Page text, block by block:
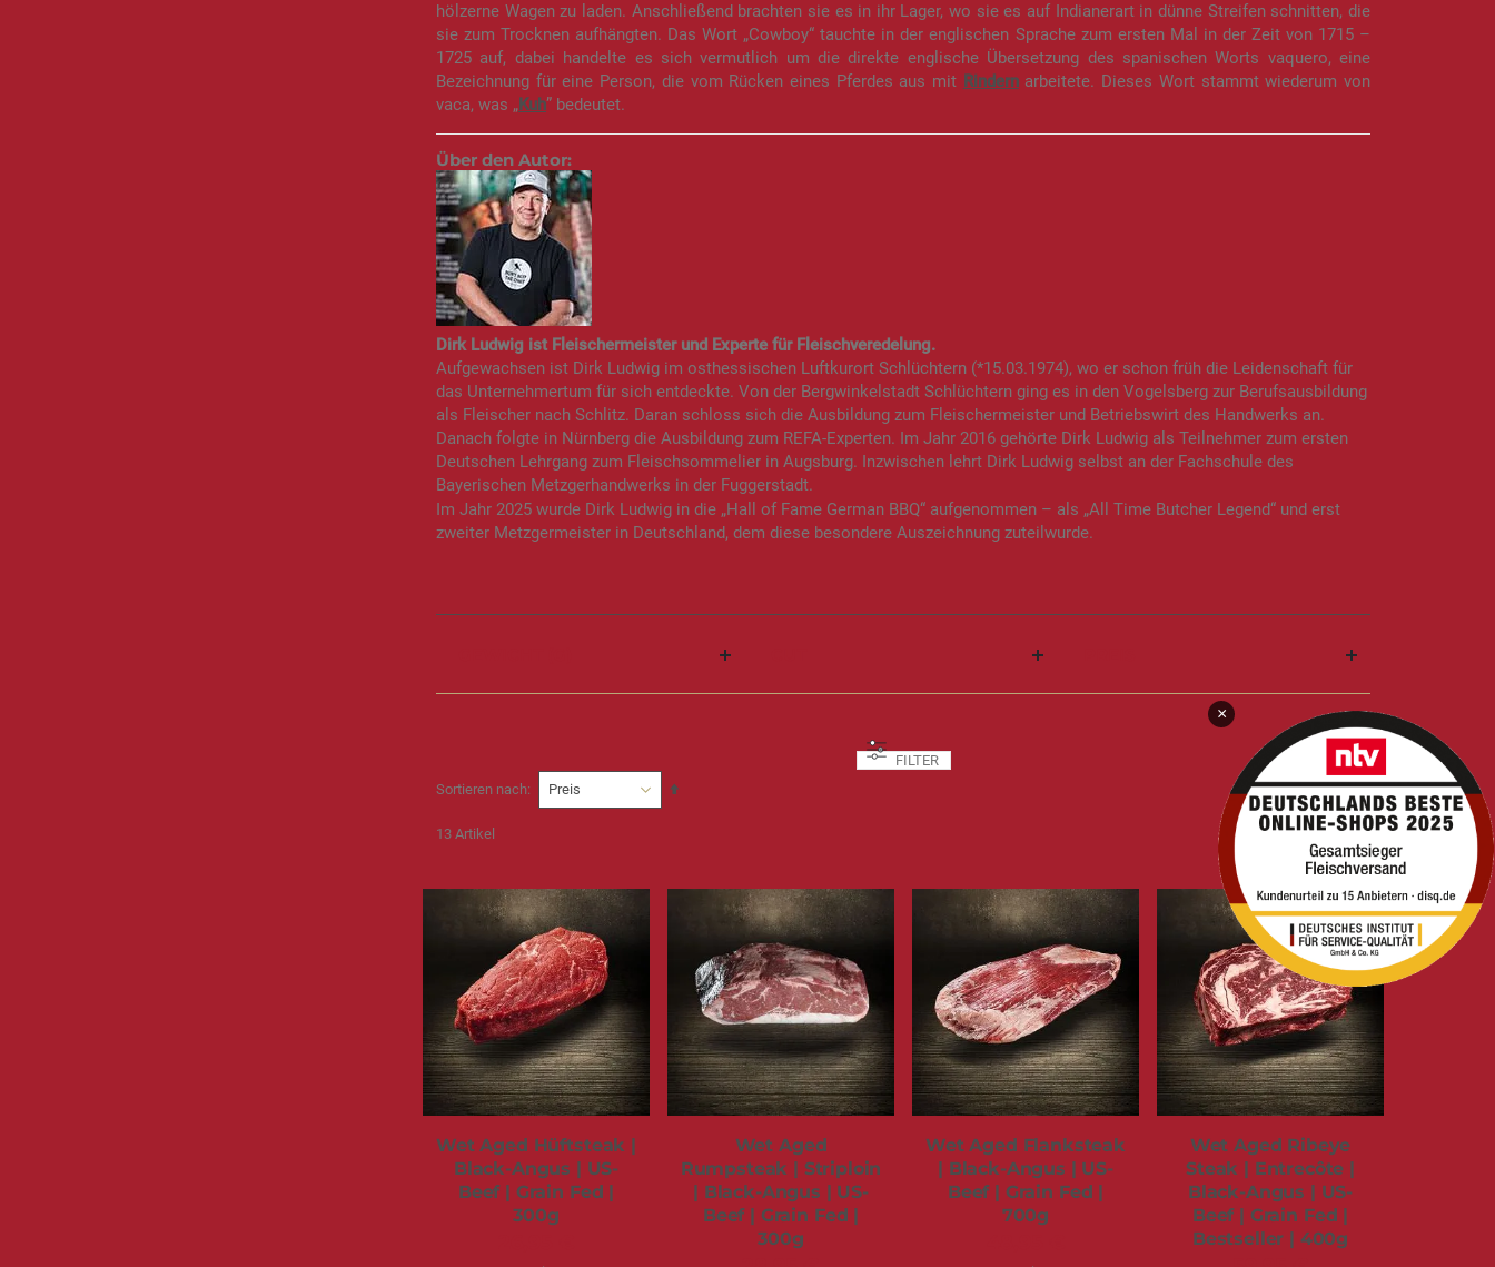
hölzerne Wagen zu laden. Anschließend brachten sie es in ihr Lager, wo sie es auf Indianerart in dünne Streifen schnitten, die
sie zum Trocknen aufhängten. Das Wort „Cowboy“ tauchte in der englischen Sprache zum ersten Mal in der Zeit von 1715 –
1725 auf, dabei handelte es sich vermutlich um die direkte englische Übersetzung des spanischen Worts vaquero, eine
Bezeichnung für eine Person, die vom Rücken eines Pferdes aus mit Rindernarbeitete. Dieses Wort stammt wiederum von
vaca, was „Kuh” bedeutet.
Über den Autor:
Dirk Ludwig ist Fleischermeister und Experte für Fleischveredelung.
Aufgewachsen ist Dirk Ludwig im osthessischen Luftkurort Schlüchtern (*15.03.1974), wo er schon früh die Leidenschaft für
das Unternehmertum für sich entdeckte. Von der Bergwinkelstadt Schlüchtern ging es in den Vogelsberg zur Berufsausbildung
als Fleischer nach Schlitz. Daran schloss sich die Ausbildung zum Fleischermeister und Betriebswirt des Handwerks an.
Danach folgte in Nürnberg die Ausbildung zum REFA-Experten. Im Jahr 2016 gehörte Dirk Ludwig als Teilnehmer zum ersten
Deutschen Lehrgang zum Fleischsommelier in Augsburg. Inzwischen lehrt Dirk Ludwig selbst an der Fachschule des
Bayerischen Metzgerhandwerks in der Fuggerstadt.
Im Jahr 2025 wurde Dirk Ludwig in die „Hall of Fame German BBQ“ aufgenommen – als „All Time Butcher Legend“ und erst
zweiter Metzgermeister in Deutschland, dem diese besondere Auszeichnung zuteilwurde.
FILTER
Sortieren nach
13 Artikel
Wet Aged Hüftsteak |
Black-Angus | US-
Beef | Grain Fed |
300g
Wet Aged
Rumpsteak | Striploin
| Black-Angus | US-
Beef | Grain Fed |
300g
Wet Aged Flanksteak
| Black-Angus | US-
Beef | Grain Fed |
700g
Wet Aged Ribeye
Steak | Entrecôte |
Black-Angus | US-
Beef | Grain Fed |
Bestseller | 400g
×